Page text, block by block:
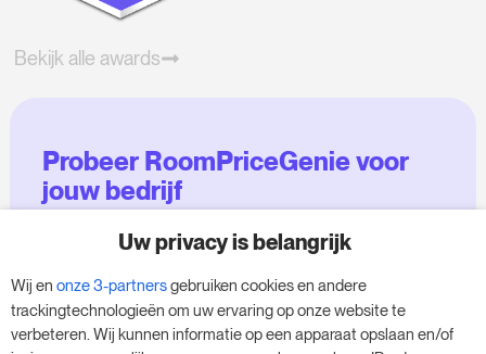
Bekijk alle awards
Probeer RoomPriceGenie voor
jouw bedrijf
Maak gebruik van onze 14-daagse proefversie
en geef je bedrijf een boost - zonder
verplichtingen.
Uw privacy is belangrijk
Wij en onze 3-partnersgebruiken cookies en andere
trackingtechnologieën om uw ervaring op onze website te
verbeteren. Wij kunnen informatie op een apparaat opslaan en/of